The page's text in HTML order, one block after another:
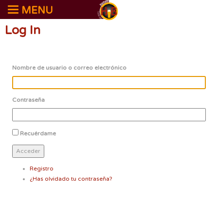
MENU
Log In
Nombre de usuario o correo electrónico
Contraseña
Recuérdame
Acceder
Registro
¿Has olvidado tu contraseña?